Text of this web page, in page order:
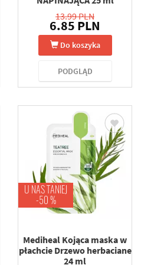
13.99 PLN
6.85 PLN
Do koszyka
PODGLĄD
U NAS TANIEJ
-50 %
Mediheal Kojąca maska w
płachcie Drzewo herbaciane
24 ml